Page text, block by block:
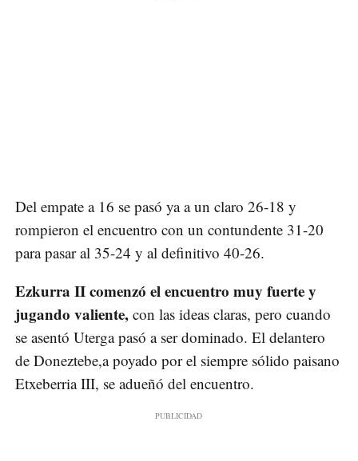
Del empate a 16 se pasó ya a un claro 26-18 y
rompieron el encuentro con un contundente 31-20
para pasar al 35-24 y al definitivo 40-26.
Ezkurra II comenzó el encuentro muy fuerte y
jugando valiente, con las ideas claras, pero cuando
se asentó Uterga pasó a ser dominado. El delantero
de Doneztebe,a poyado por el siempre sólido paisano
Etxeberria III, se adueñó del encuentro.